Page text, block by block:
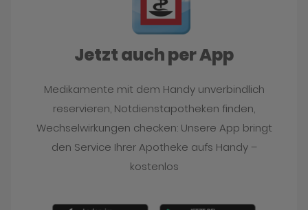
Jetzt auch per App
Medikamente mit dem Handy unverbindlich
reservieren, Notdienstapotheken finden,
Wechselwirkungen checken: Unsere App bringt
den Service Ihrer Apotheke aufs Handy –
kostenlos